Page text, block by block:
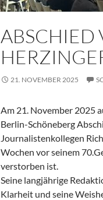
ABSCHIED
21. NOVEMBER 2025
Am 21. November 2025
Berlin-Schöneberg
Journalistenkollegen
Wochen vor seinem
verstorben ist.
Seine langjährige
Klarheit und seine